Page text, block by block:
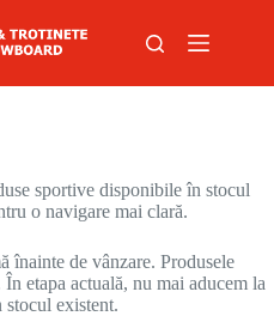
sportive disponibile în stocul
o navigare mai clară.
înainte de vânzare. Produsele
etapa actuală, nu mai aducem la
stocul existent.